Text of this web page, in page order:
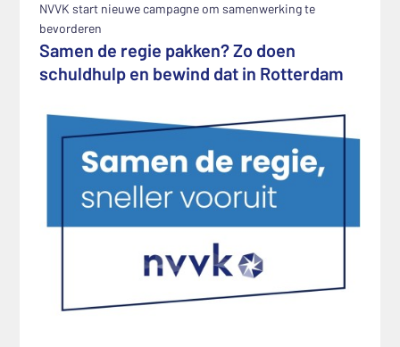
NVVK start nieuwe campagne om samenwerking te
bevorderen
Samen de regie pakken? Zo doen
schuldhulp en bewind dat in Rotterdam